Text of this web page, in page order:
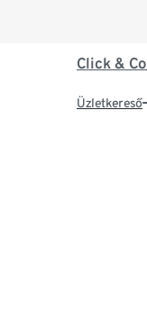
Click &
Üzletkereső